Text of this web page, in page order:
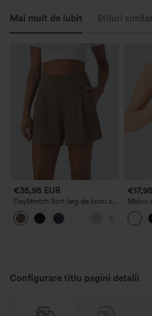
Mai mult de iubit Stiluri
€35,95 EUR
DayStretch Șort larg de lucru cu
talie înaltă, 4'' și buzunare
Maiou
sutien
Configurare titlu pagini detalii